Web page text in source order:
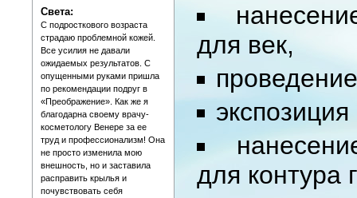
Света:
С подросткового возраста
страдаю проблемной кожей.
Все усилия не давали
ожидаемых результатов. С
опущенными руками пришла
по рекомендации подруг в
«Преображение». Как же я
благодарна своему врачу-
косметологу Венере за ее
труд и профессионализм! Она
не просто изменила мою
внешность, но и заставила
расправить крылья и
почувствовать себя
для век,
для контура